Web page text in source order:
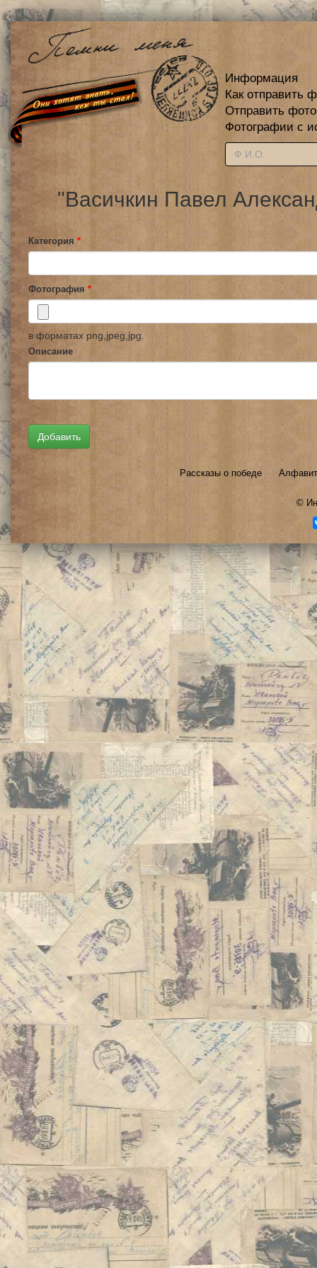
Информация
Как отправить
Отправить
Фотографии с
"Васичкин Павел
Категория *
Фотография *
в форматах png,jpeg,jpg.
Описание
Рассказы о победе
©